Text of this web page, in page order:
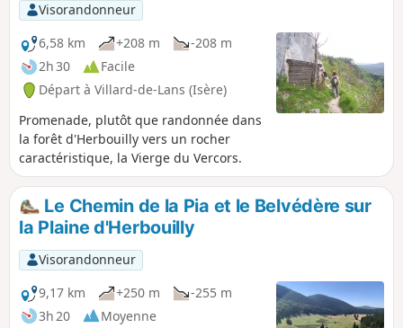
Visorandonneur
6,58 km
+208 m
-208 m
2h 30
Facile
Départ à Villard-de-Lans (Isère)
Promenade, plutôt que randonnée dans
la forêt d'Herbouilly vers un rocher
caractéristique, la Vierge du Vercors.
Le Chemin de la Pia et le Belvédère sur
la Plaine d'Herbouilly
Visorandonneur
9,17 km
+250 m
-255 m
3h 20
Moyenne